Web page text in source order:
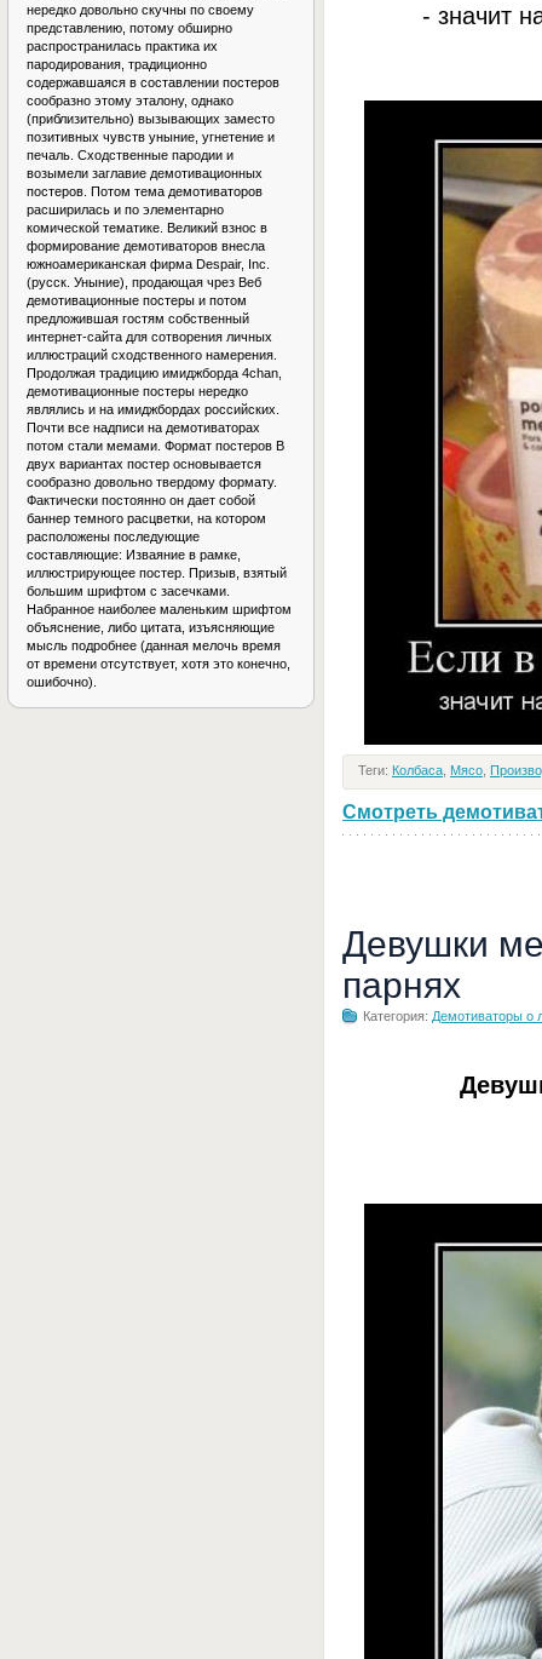
- значит
Теги: Колбаса Мясо
Смотреть
Девушки
парнях
Категория: Демотиваторы о
нередко довольно скучны по своему
представлению, потому обширно
распространилась практика их
пародирования, традиционно
содержавшаяся в составлении постеров
сообразно этому эталону, однако
(приблизительно) вызывающих заместо
позитивных чувств уныние, угнетение и
печаль. Сходственные пародии и
возымели заглавие демотивационных
постеров. Потом тема демотиваторов
расширилась и по элементарно
комической тематике. Великий взнос в
формирование демотиваторов внесла
южноамериканская фирма Despair, Inc.
(русск. Уныние), продающая чрез Веб
демотивационные постеры и потом
предложившая гостям собственный
интернет-сайта для сотворения личных
иллюстраций сходственного намерения.
Продолжая традицию имиджборда 4chan,
демотивационные постеры нередко
являлись и на имиджбордах российских.
Почти все надписи на демотиваторах
потом стали мемами. Формат постеров В
двух вариантах постер основывается
сообразно довольно твердому формату.
Фактически постоянно он дает собой
баннер темного расцветки, на котором
расположены последующие
составляющие: Изваяние в рамке,
иллюстрирующее постер. Призыв, взятый
большим шрифтом с засечками.
Набранное наиболее маленьким шрифтом
объяснение, либо цитата, изъясняющие
мысль подробнее (данная мелочь время
от времени отсутствует, хотя это конечно,
ошибочно).